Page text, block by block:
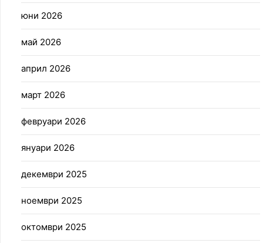
юни 2026
май 2026
април 2026
март 2026
февруари 2026
януари 2026
декември 2025
ноември 2025
октомври 2025